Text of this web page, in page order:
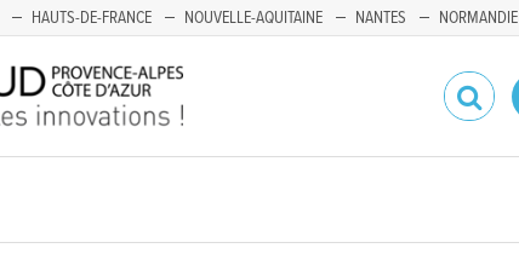
HAUTS-DE-FRANCE NOUVELLE-AQUITAINE NANTES NORMANDIE